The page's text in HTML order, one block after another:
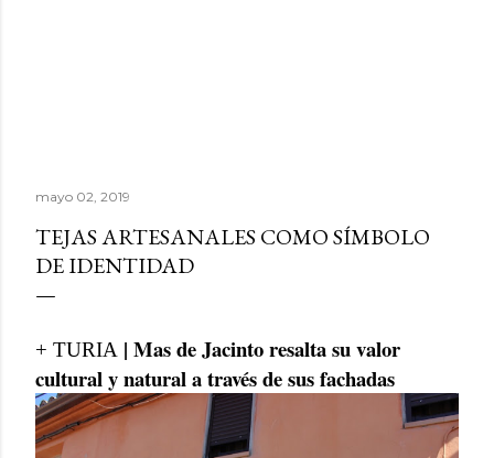
mayo 02, 2019
TEJAS ARTESANALES COMO SÍMBOLO
DE IDENTIDAD
+ TURIA | Mas de Jacinto resalta su valor
cultural y natural a través de sus fachadas